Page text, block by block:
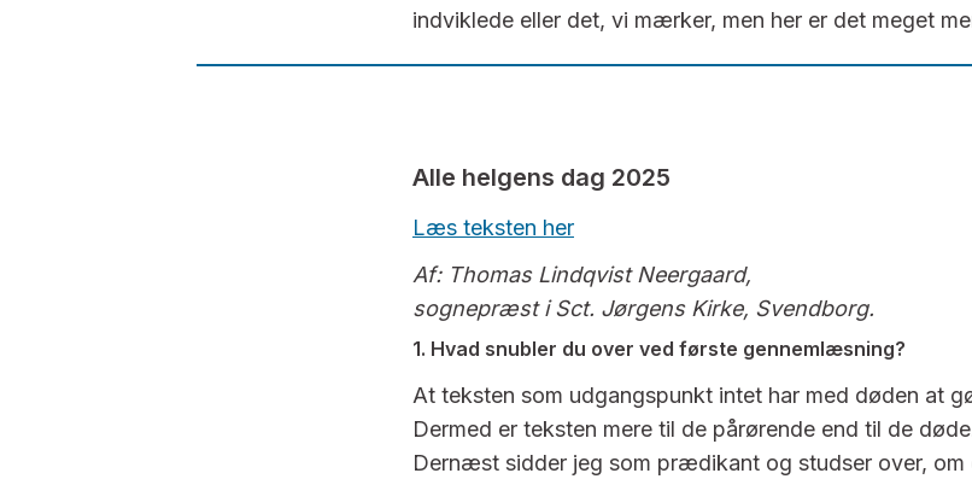
indviklede eller det, vi mærker, men her er det meget
Alle helgens dag 2025
Læs teksten her
Af: Thomas Lindqvist Neergaard,
sognepræst i Sct. Jørgens Kirke, Svendborg.
1. Hvad snubler du over ved første gennemlæsning?
At teksten som udgangspunkt intet har med døden at
Dermed er teksten mere til de pårørende end til de
Dernæst sidder jeg som prædikant og studser over, om